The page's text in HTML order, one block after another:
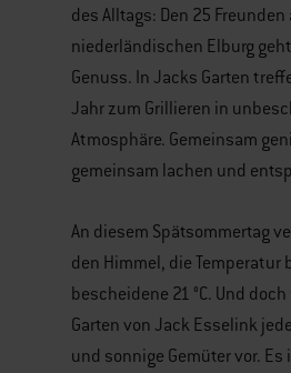
des Alltags: Den 25 Freunden
niederländischen Elburg
Genuss. In Jacks Garten
Jahr zum Grillieren in
Atmosphäre. Gemeinsam
gemeinsam lachen und
An diesem Spätsommertag
den Himmel, die Temperatur
bescheidene 21 °C. Und
Garten von Jack Esselink
und sonnige Gemüter vor. Es